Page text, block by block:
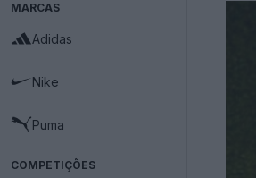
MARCAS
Adidas
Nike
Puma
COMPETIÇÕES